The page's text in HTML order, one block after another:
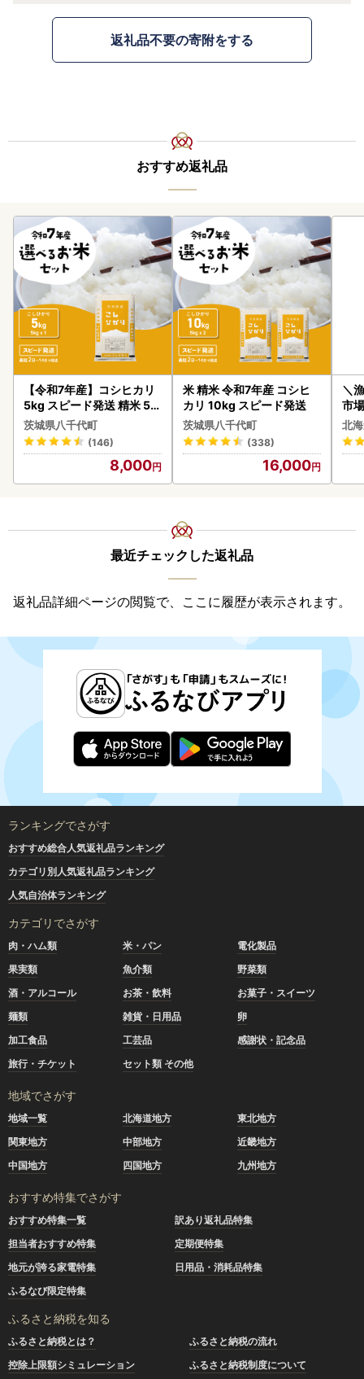
返礼品不要の寄附をする
おすすめ返礼品
【令和7年産】コシヒカリ
5kg スピード発送 精米 5k
g x 1袋 白米 茨城県 八千代
町
茨城県八千代町
(146)
8,000
米 精米 令和7年産 コシヒ
カリ 10kg スピード発送
茨城県八千代町
(338)
16,000
＼
市
貝
北
最近チェックした返礼品
返礼品詳細ページの閲覧で、ここに履歴が表示されます。
ランキングでさがす
おすすめ総合人気返礼品ランキング
カテゴリ別人気返礼品ランキング
人気自治体ランキング
カテゴリでさがす
肉・ハム類 米・パン
電化製品
果実類
魚介類
野菜類
酒・アルコール
お茶・飲料
お菓子・スイーツ
麺類
雑貨・日用品
卵
加工食品
工芸品
感謝状・記念品
旅行・チケット
セット類 その他
地域でさがす
地域一覧 北海道地方
東北地方
関東地方
中部地方
近畿地方
中国地方
四国地方 九州地方
おすすめ特集でさがす
おすすめ特集一覧
訳あり返礼品特集
担当者おすすめ特集
定期便特集
地元が誇る家電特集
日用品・消耗品特集
ふるなび限定特集
ふるさと納税を知る
ふるさと納税とは？
ふるさと納税の流れ
控除上限額シミュレーション
ふるさと納税制度について